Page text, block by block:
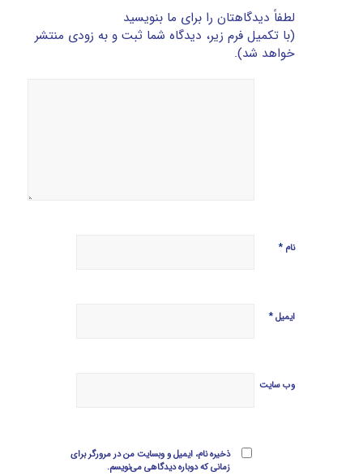
لطفاً دیدگاهتان را برای ما بنویسید
(با تکمیل فرم زیر، دیدگاه شما ثبت و به زودی منتشر
خواهد شد).
نام *
ایمیل*
وب‌ سایت
ذخیره نام، ایمیل و وبسایت من در مرورگر برای
زمانی که دوباره دیدگاهی می‌نویسم.